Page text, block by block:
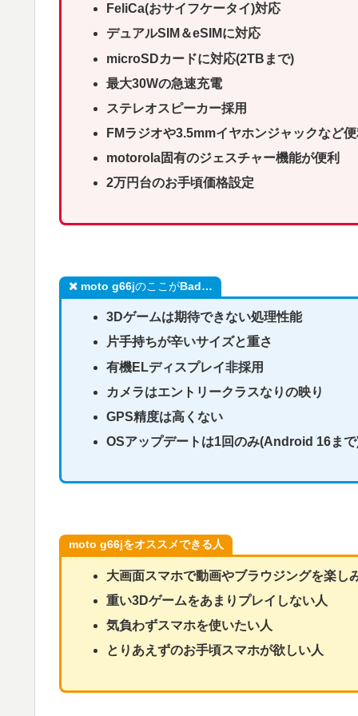
FeliCa(おサイフケータイ)対応
デュアルSIM＆eSIMに対応
microSDカードに対応(2TBまで)
最大30Wの急速充電
ステレオスピーカー採用
FMラジオや3.5mmイヤホンジャックなど
motorola固有のジェスチャー機能が便利
2万円台のお手頃価格設定
moto g66jのここがBad…
3Dゲームは期待できない処理性能
片手持ちが辛いサイズと重さ
有機ELディスプレイ非採用
カメラはエントリークラスなりの映り
GPS精度は高くない
OSアップデートは1回のみ(Android 16ま
moto g66jをオススメできる人
大画面スマホで動画やブラウジングを楽し
重い3Dゲームをあまりプレイしない人
気負わずスマホを使いたい人
とりあえずのお手頃スマホが欲しい人